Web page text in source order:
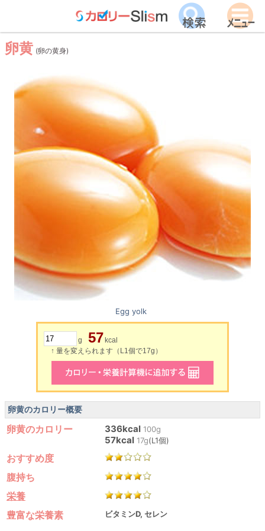
卵黄 (卵の黄身)
Egg yolk
g 57 kcal
↑ 量を変えられます（L1個で17g）
卵黄のカロリー概要
卵黄のカロリー 336kcal 100g
57kcal 17g(L1個)
おすすめ度
腹持ち
栄養
豊富な栄養素
ビタミンD, セレン